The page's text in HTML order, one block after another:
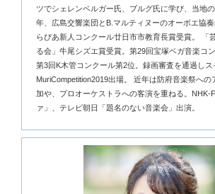
ツでシェレンベルガー氏、ブルグ氏に学び、当地
年、広島交響楽団とB.マルティヌーのオーボエ協
らぴあ新人コンクール廿日市市教育長賞受賞。 「
る会」牛尾シズエ賞受賞。第29回宝塚ベガ音楽コ
第3回K木管コンクール第2位。録画審査を通過しス
MuriCompetition2019出場。 近年は防府音楽祭へ
加や、プロオーケストラへの客演を重ねる。NHK-
ァ」、テレビ朝日「題名のない音楽会」出演。